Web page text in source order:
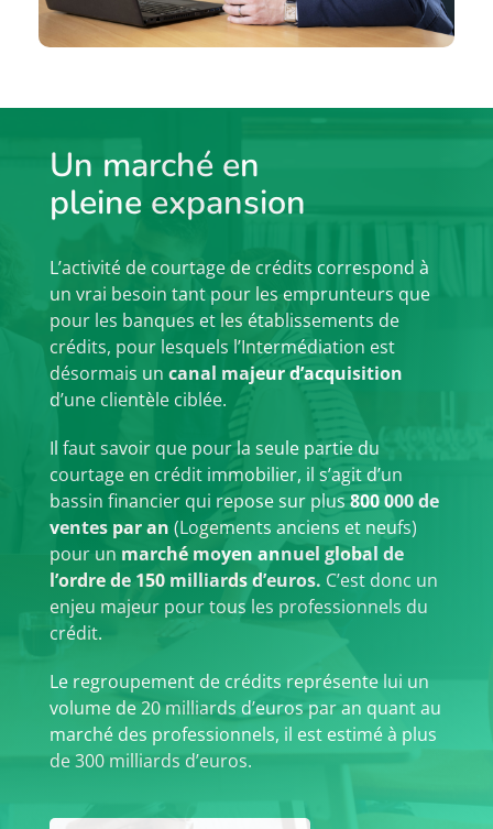
Un marché en
pleine expansion
L’activité de courtage de crédits correspond à
un vrai besoin tant pour les emprunteurs que
pour les banques et les établissements de
crédits, pour lesquels l’Intermédiation est
désormais un canal majeur d’acquisition
d’une clientèle ciblée.
Il faut savoir que pour la seule partie du
courtage en crédit immobilier, il s’agit d’un
bassin financier qui repose sur plus 800 000 de
ventes par an (Logements anciens et neufs)
pour un marché moyen annuel global de
l’ordre de 150 milliards d’euros. C’est donc un
enjeu majeur pour tous les professionnels du
crédit.
Le regroupement de crédits représente lui un
volume de 20 milliards d’euros par an quant au
marché des professionnels, il est estimé à plus
de 300 milliards d’euros.